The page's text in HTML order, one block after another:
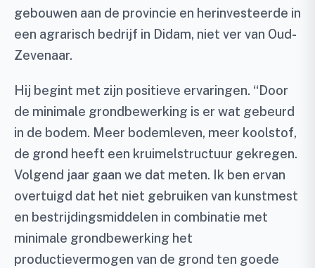
gebouwen aan de provincie en herinvesteerde in
een agrarisch bedrijf in Didam, niet ver van Oud-
Zevenaar.
Hij begint met zijn positieve ervaringen. “Door
de minimale grondbewerking is er wat gebeurd
in de bodem. Meer bodemleven, meer koolstof,
de grond heeft een kruimelstructuur gekregen.
Volgend jaar gaan we dat meten. Ik ben ervan
overtuigd dat het niet gebruiken van kunstmest
en bestrijdingsmiddelen in combinatie met
minimale grondbewerking het
productievermogen van de grond ten goede